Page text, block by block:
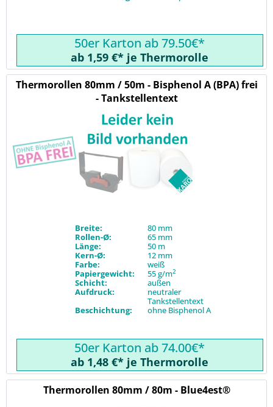
50er Karton ab 79.50€*
ab 1,59 €* je Thermorolle
Thermorollen 80mm / 50m - Bisphenol A (BPA) frei
- Tankstellentext
Breite:
80 mm
Rollen-Ø:
65 mm
Länge:
50 m
Kern-Ø:
12 mm
Farbe:
weiß
Papiergewicht:
55 g/m2
Schicht:
außen
Aufdruck:
neutraler
Tankstellentext
Beschichtung:
ohne Bisphenol A
50er Karton ab 74.00€*
ab 1,48 €* je Thermorolle
Thermorollen 80mm / 80m - Blue4est®